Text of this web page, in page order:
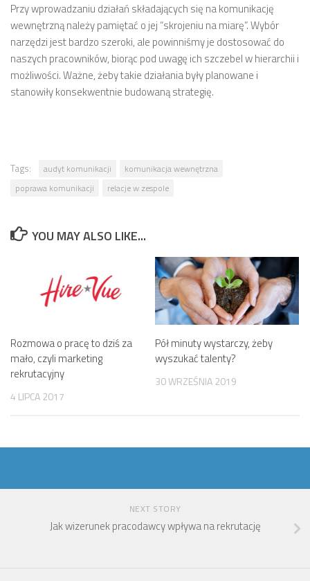
Przy wprowadzaniu działań składających się na komunikację
wewnętrzną należy pamiętać o jej “skrojeniu na miarę”. Wybór
narzędzi jest bardzo szeroki, ale powinniśmy je dostosować do
naszych pracowników, biorąc pod uwagę ich szczebel w hierarchii i
możliwości. Ważne, żeby takie działania były planowane i
stanowiły konsekwentnie budowaną strategię.
Tags: audyt komunikacji
komunikacja wewnętrzna
poprawa komunikacji
relacje w zespole
YOU MAY ALSO LIKE...
Rozmowa o pracę to dziś za
mało, czyli marketing
rekrutacyjny
4 LIPCA 2017
Pół minuty wystarczy, żeby
wyszukać talenty?
30 WRZEŚNIA 2019
NEXT STORY
Jak wizerunek pracodawcy wpływa na rekrutację